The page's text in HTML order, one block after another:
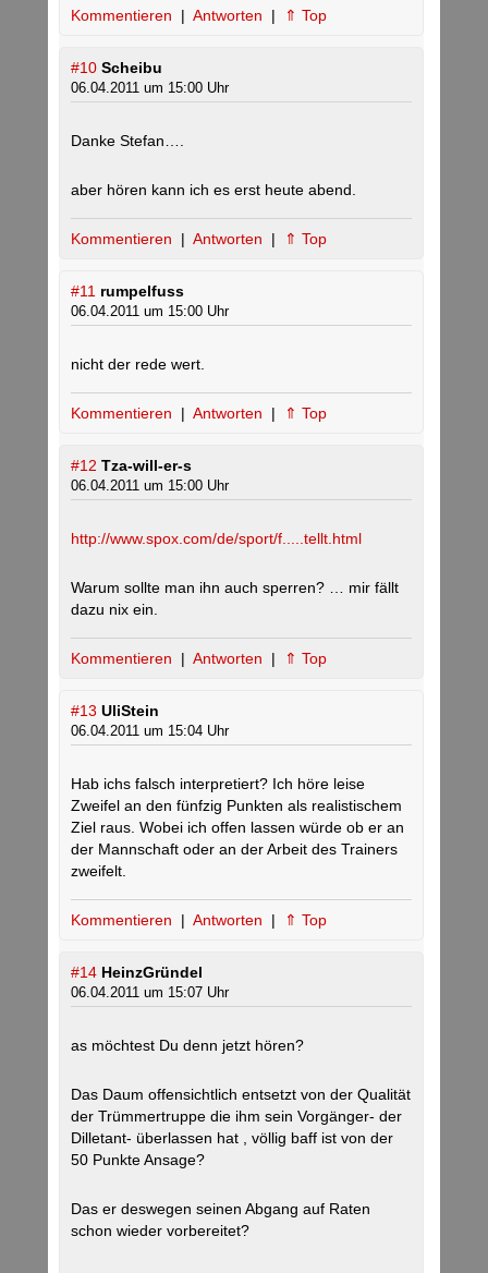
Kommentieren | Antworten | ⇑ Top
#10 Scheibu
06.04.2011 um 15:00 Uhr
Danke Stefan….
aber hören kann ich es erst heute abend.
Kommentieren | Antworten | ⇑ Top
#11 rumpelfuss
06.04.2011 um 15:00 Uhr
nicht der rede wert.
Kommentieren | Antworten | ⇑ Top
#12 Tza-will-er-s
06.04.2011 um 15:00 Uhr
http://www.spox.com/de/sport/f.....tellt.html
Warum sollte man ihn auch sperren? … mir fällt
dazu nix ein.
Kommentieren | Antworten | ⇑ Top
#13 UliStein
06.04.2011 um 15:04 Uhr
Hab ichs falsch interpretiert? Ich höre leise
Zweifel an den fünfzig Punkten als realistischem
Ziel raus. Wobei ich offen lassen würde ob er an
der Mannschaft oder an der Arbeit des Trainers
zweifelt.
Kommentieren | Antworten | ⇑ Top
#14 HeinzGründel
06.04.2011 um 15:07 Uhr
as möchtest Du denn jetzt hören?
Das Daum offensichtlich entsetzt von der Qualität
der Trümmertruppe die ihm sein Vorgänger- der
Dilletant- überlassen hat , völlig baff ist von der
50 Punkte Ansage?
Das er deswegen seinen Abgang auf Raten
schon wieder vorbereitet?